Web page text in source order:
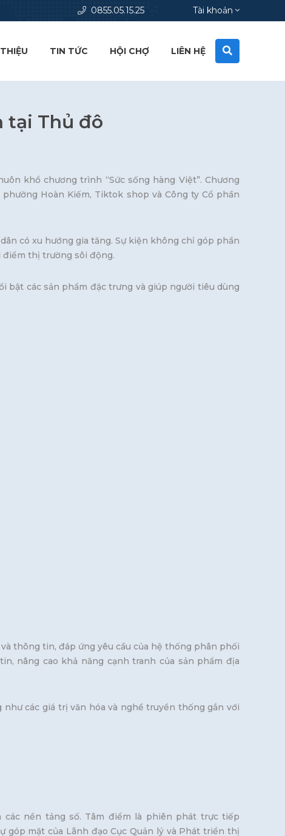
0855.05.15.25 Tài khoản
TIN TỨC HỘI CHỢ LIÊN HỆ
tại Thủ đô
khổ chương trình “Sức sống hàng Việt”. Chương
Hoàn Kiếm, Tiktok shop và Công ty Cổ phần
có xu hướng gia tăng. Sự kiện không chỉ góp phần
thị trường sôi động.
bật các sản phẩm đặc trưng và giúp người tiêu dùng
thông tin, đáp ứng yêu cầu của hệ thống phân phối
nâng cao khả năng cạnh tranh của sản phẩm địa
các giá trị văn hóa và nghề truyền thống gắn với
nền tảng số. Tâm điểm là phiên phát trực tiếp
góp mặt của Lãnh đạo Cục Quản lý và Phát triển thị